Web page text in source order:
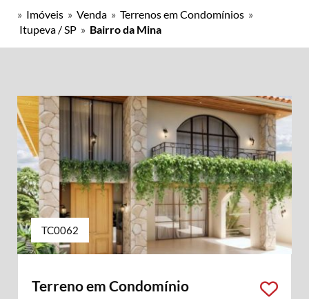
» Imóveis » Venda » Terrenos em Condomínios »
Itupeva / SP » Bairro da Mina
TC0062
Terreno em Condomínio